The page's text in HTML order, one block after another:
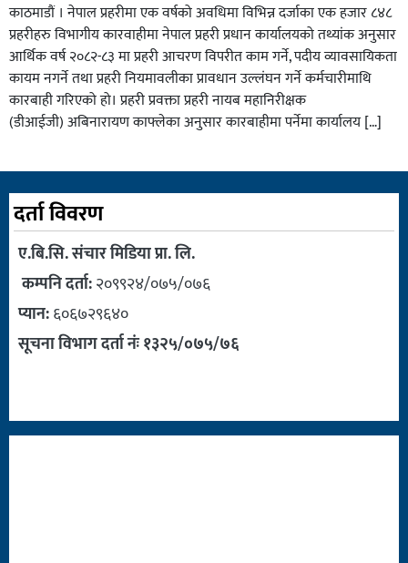
काठमाडौं । नेपाल प्रहरीमा एक वर्षको अवधिमा विभिन्न दर्जाका एक हजार ८४८
प्रहरीहरु विभागीय कारवाहीमा नेपाल प्रहरी प्रधान कार्यालयको तथ्यांक अनुसार
आर्थिक वर्ष २०८२-८३ मा प्रहरी आचरण विपरीत काम गर्ने, पदीय व्यावसायिकता
कायम नगर्ने तथा प्रहरी नियमावलीका प्रावधान उल्लंघन गर्ने कर्मचारीमाथि
कारबाही गरिएको हो। प्रहरी प्रवक्ता प्रहरी नायब महानिरीक्षक
(डीआईजी) अबिनारायण काफ्लेका अनुसार कारबाहीमा पर्नेमा कार्यालय […]
दर्ता विवरण
ए.बि.सि. संचार मिडिया प्रा. लि.
कम्पनि दर्ता:२०९९२४/०७५/०७६
प्यान:६०६७२९६४०
सूचना विभाग दर्ता नंः १३२५/०७५/७६